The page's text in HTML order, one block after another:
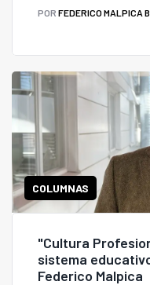
POR FEDERICO MALPICA
COLUMNAS
"Cultura
sistema
Federico Malpica